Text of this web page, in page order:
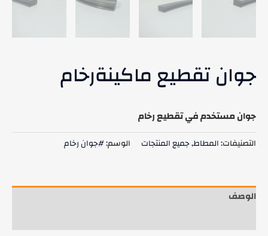
جوان تقطيع ماكينةرخام
جوان مستخدم في تقطيع رخام
التصنيفات:المطاط,جميع المنتجات الوسم:#جوان رخام
الوصف